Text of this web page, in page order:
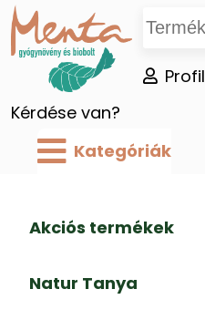
Kérdése van?
Profil
Kategóriák
Akciós termékek
Natur Tanya